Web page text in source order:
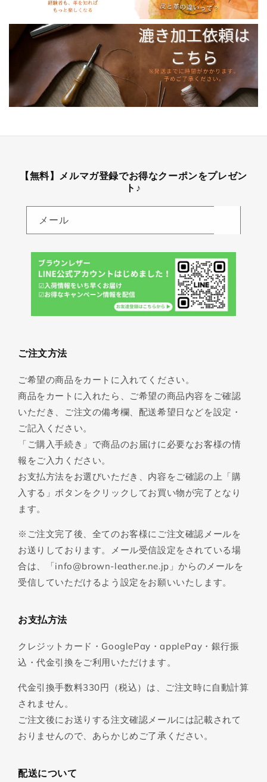
【無料】メルマガ登録でお得なクーポンをプレゼン
ト♪
メール
ご注文方法
ご希望の商品をカートに入れてください。
商品をカートに入れたら、ご希望の商品内容をご確認
いただき、ご注文の備考欄、配送希望日などを設定・
ご記入ください。
「ご購入手続き」で商品のお届けに必要なお客様の情
報をご入力ください。
お支払方法をお選びいただき、内容をご確認の上「購
入する」ボタンをクリックしてお買い物が完了となり
ます。
※ご注文完了後、全てのお客様にご注文確認メールを
お送りしております。メール受信設定をされている場
合は、「info@brown-leather.ne.jp」からのメールを
受信していただけるよう設定をお願いいたします。
お支払方法
クレジットカード・GooglePay・applePay・銀行振
込・代金引換をご利用いただけます。
代金引換手数料330円（税込）は、ご注文時に自動計算
されません。
ご注文後にお送りする注文確認メールには記載されて
おりませんので、あらかじめご了承ください。
配送について